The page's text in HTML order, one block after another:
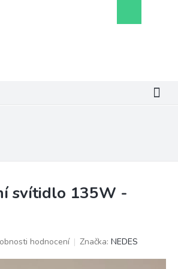
košík
svítidlo 135W -
hodnocení Značka: NEDES